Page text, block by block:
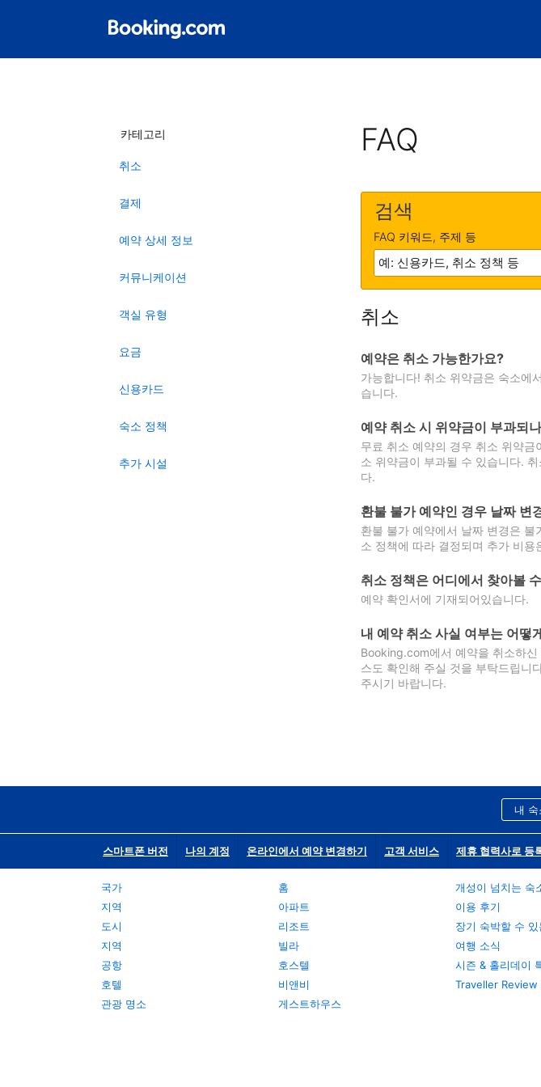
카테고리
취소
결제
예약 상세 정보
커뮤니케이션
객실 유형
요금
신용카드
숙소 정책
추가 시설
FAQ
검색
FAQ 키워드, 주제 등
취소
예약은 취소 가능한가요?
가능합니다! 취소 위약금은 숙소에
습니다.
예약 취소 시 위약금이 부과되
무료 취소 예약의 경우 취소 위약
소 위약금이 부과될 수 있습니다.
다.
환불 불가 예약인 경우 날짜 변
환불 불가 예약에서 날짜 변경은
소 정책에 따라 결정되며 추가 비
취소 정책은 어디에서 찾아볼
예약 확인서에 기재되어있습니다.
내 예약 취소 사실 여부는 어떻
Booking.com에서 예약을 취소하
스도 확인해 주실 것을 부탁드립니
주시기 바랍니다.
내 숙
스마트폰 버전 나의 계정 온라인에서 예약 변경하기 고객 서비스 제휴 협력사로 등
국가
지역
도시
지역
공항
호텔
관광 명소
홈
아파트
리조트
빌라
호스텔
비앤비
게스트하우스
개성이 넘치는 숙
이용 후기
장기 숙박할 수 있
여행 소식
시즌 & 홀리데이
Traveller Review